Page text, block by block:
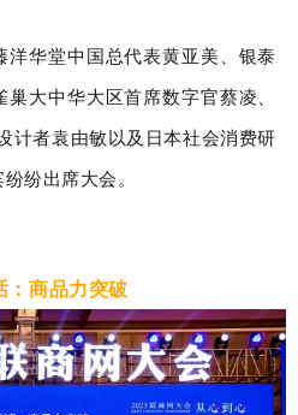
洋华堂中国总代表黄亚美、银泰
大中华大区首席数字官蔡凌、
计者袁由敏以及日本社会消费研
纷出席大会。
：商品力突破